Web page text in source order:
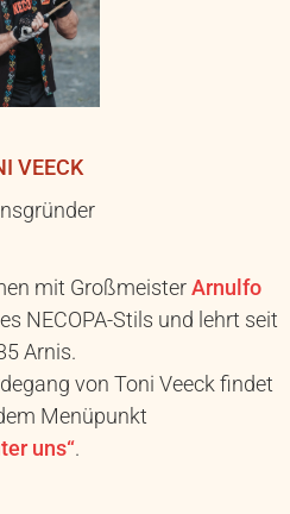
VEECK
mit GroßmeisterArnulfo
NECOPA-Stils und lehrt seit
Arnis.
von Toni Veeck findet
Menüpunkt
uns“.